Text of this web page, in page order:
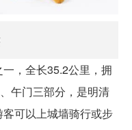
，全长35.2公里，拥
午门三部分，是明清
可以上城墙骑行或步